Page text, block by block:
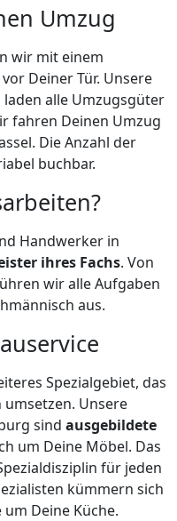
Umzug
wir mit einem
Deiner Tür. Unsere
alle Umzugsgüter
fahren Deinen Umzug
Die Anzahl der
buchbar.
Handwerker in
ihres Fachs. Von
wir alle Aufgaben
aus.
Spezialgebiet, das
Unsere
sind ausgebildete
um Deine Möbel. Das
für jeden
kümmern sich
Deine Küche.